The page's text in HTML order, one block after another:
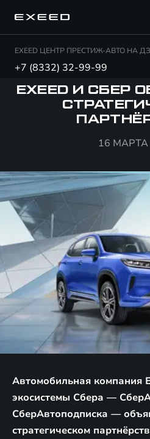
EXEED ЦЕНТР ПРЕСТИЖ-АВТО НА
+7 (8332) 32-99-99
EXEED И СБЕР
16 МАРТА
Автомобильная компания
экосистемы Сбера —
СберАвтоподписка —
стратегическом